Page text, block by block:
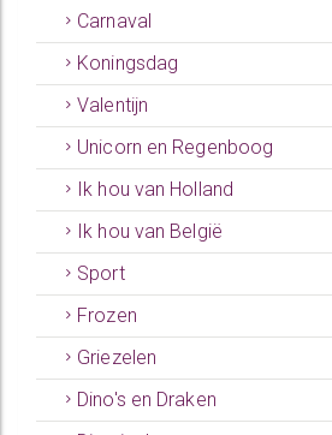
Carnaval
Koningsdag
Valentijn
Unicorn en Regenboog
Ik hou van Holland
Ik hou van België
Sport
Frozen
Griezelen
Dino's en Draken